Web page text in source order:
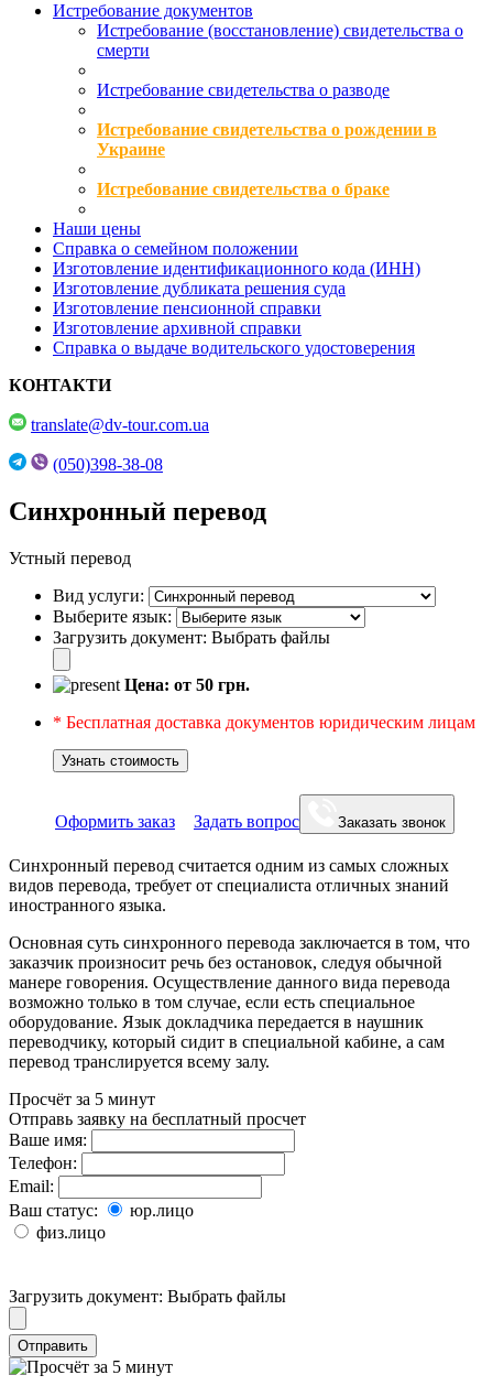
Истребование документов
Истребование (восстановление) свидетельства о
смерти
Истребование свидетельства о разводе
Истребование свидетельства о рождении в
Украине
Истребование свидетельства о браке
Наши цены
Справка о семейном положении
Изготовление идентификационного кода (ИНН)
Изготовление дубликата решения суда
Изготовление пенсионной справки
Изготовление архивной справки
Справка о выдаче водительского удостоверения
КОНТАКТИ
translate@dv-tour.com.ua
(050)398-38-08
Синхронный перевод
Устный перевод
Вид услуги:
Выберите язык:
Загрузить документ: Выбрать файлы
Цена: от 50 грн.
* Бесплатная доставка документов юридическим лицам
Узнать стоимость
Оформить заказ Задать вопрос Заказать звонок
Синхронный перевод считается одним из самых сложных
видов перевода, требует от специалиста отличных знаний
иностранного языка.
Основная суть синхронного перевода заключается в том, что
заказчик произносит речь без остановок, следуя обычной
манере говорения. Осуществление данного вида перевода
возможно только в том случае, если есть специальное
оборудование. Язык докладчика передается в наушник
переводчику, который сидит в специальной кабине, а сам
перевод транслируется всему залу.
Просчёт за 5 минут
Отправь заявку на бесплатный просчет
Ваше имя:
Телефон:
Email:
Ваш статус:
юр.лицо
физ.лицо
Загрузить документ: Выбрать файлы
Отправить